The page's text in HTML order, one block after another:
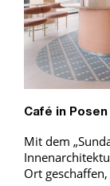
Café in Posen
Mit dem
Ort